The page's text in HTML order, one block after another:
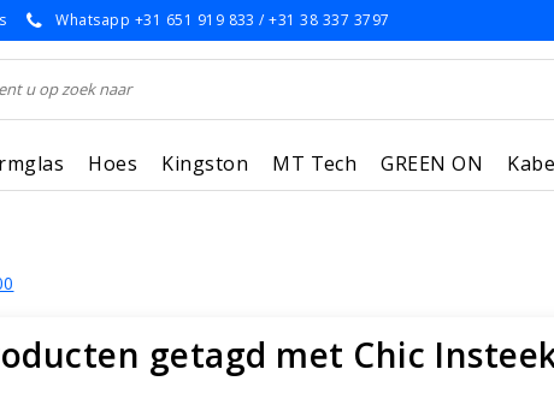
Whatsapp +31 651 919 833 / +31 38 337 3797
Hoes Kingston MT Tech GREEN ON
getagd met Chic